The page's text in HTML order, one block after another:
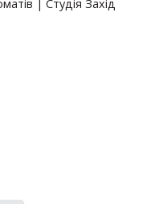
| Студія Захід